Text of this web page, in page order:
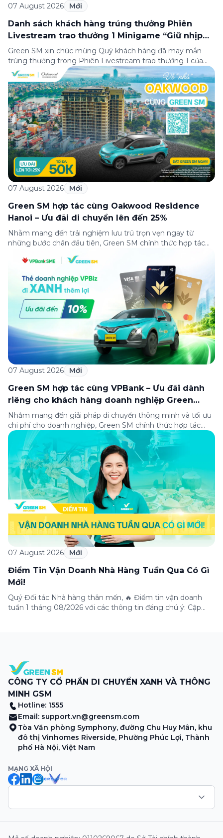
07 August 2026 Mới
Danh sách khách hàng trúng thưởng Phiên
Livestream trao thưởng 1 Minigame “Giữ nhịp
cuộc vui”
Green SM xin chúc mừng Quý khách hàng đã may mắn
trúng thưởng trong Phiên Livestream trao thưởng 1 của
Minigame “Giữ nhịp cuộc vui”, được phát sóng trực tiếp
trên Fanpage và TikTok Green SM từ 20:00 – 21:00 ngày
04/08/2026. Phiên livestream đã diễn ra công khai với sự
theo dõi của đông […]
07 August 2026 Mới
Green SM hợp tác cùng Oakwood Residence
Hanoi – Ưu đãi di chuyển lên đến 25%
Nhằm mang đến trải nghiệm lưu trú trọn vẹn ngay từ
những bước chân đầu tiên, Green SM chính thức hợp tác
đãi di chuyển dành riêng cho khách hàng có điểm đi hoặc
điểm đến tại khu căn hộ dịch vụ này. Tọa lạc trong […]
07 August 2026 Mới
Green SM hợp tác cùng VPBank – Ưu đãi dành
riêng cho khách hàng doanh nghiệp Green
Business
Nhằm mang đến giải pháp di chuyển thông minh và tối ưu
chi phí cho doanh nghiệp, Green SM chính thức hợp tác
cùng VPBank triển khai chương trình ưu đãi dành riêng cho
khách hàng đăng ký thẻ Doanh nghiệp Green Business.
Thông qua chương trình, doanh nghiệp có thể tận hưởng
nhiều ưu […]
07 August 2026 Mới
Điểm Tin Vận Doanh Nhà Hàng Tuần Qua Có Gì
Mới!
Quý Đối tác Nhà hàng thân mến, 🔥 Điểm tin vận doanh
tuần 1 tháng 08/2026 với các thông tin đáng chú ý: Cập
CÔNG TY CỔ PHẦN DI CHUYỂN XANH VÀ THÔNG
MINH GSM
Hotline: 1555
Email: support.vn@greensm.com
Tòa Văn phòng Symphony, đường Chu Huy Mân, khu
đô thị Vinhomes Riverside, Phường Phúc Lợi, Thành
phố Hà Nội, Việt Nam
MẠNG XÃ HỘI